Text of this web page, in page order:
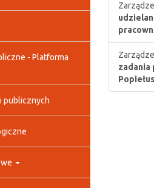
- Platforma
publicznych
zadania